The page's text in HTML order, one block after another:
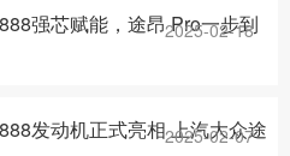
强芯赋能，途昂 Pro一步到
2025-02-18
发动机正式亮相 上汽大众途
2025-02-07